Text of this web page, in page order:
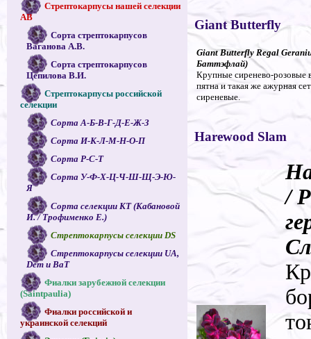
Стрептокарпусы нашей селекции
АВ
Сорта стрептокарпусов
Ваганова А.В.
Сорта стрептокарпусов
Цепилова В.И.
Стрептокарпусы российской
селекции
Сорта А-Б-В-Г-Д-Е-Ж-З
Сорта И-К-Л-М-Н-О-П
Сорта Р-С-Т
Сорта У-Ф-Х-Ц-Ч-Ш-Щ-Э-Ю-
Я
Сорта селекции КТ (Кабановой
И. / Трофименко Е.)
Стрептокарпусы селекции DS
Стрептокарпусы селекции UA,
Dem и ВаТ
Фиалки зарубежной селекции
(Saintpaulia)
Фиалки российской и
украинской селекций
Giant Butterfly
Giant Butterfly Regal
Баттэфлай)
Крупные сиренево-розовые
пятна и такая же ажурная
сиреневые.
Harewood Slam
/